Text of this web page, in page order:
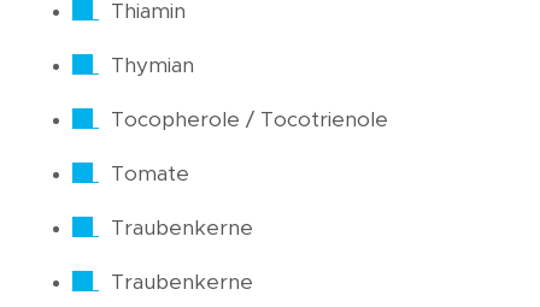
Thiamin
Thymian
Tocopherole / Tocotrienole
Tomate
Traubenkerne
Traubenkerne